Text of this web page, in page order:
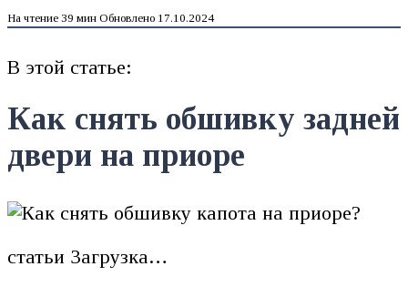
На чтение 39 мин Обновлено 17.10.2024
В этой статье:
Как снять обшивку задней
двери на приоре
статьи Загрузка…